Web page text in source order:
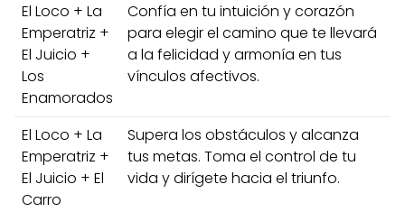
El Loco + La
Emperatriz +
El Juicio +
Los
Enamorados
Confía en tu intuición y corazón
para elegir el camino que te llevará
a la felicidad y armonía en tus
vínculos afectivos.
El Loco + La
Emperatriz +
El Juicio + El
Carro
Supera los obstáculos y alcanza
tus metas. Toma el control de tu
vida y dirígete hacia el triunfo.